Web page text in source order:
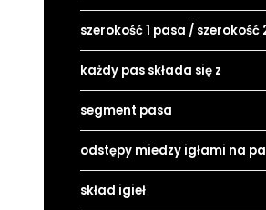
szerokość 1 pasa / szerokość
każdy pas składa się z
segment pasa
odstępy miedzy igłami na
skład igieł